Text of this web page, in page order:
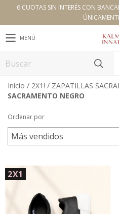
6 CUOTAS SIN INTERÉS CON
MENÚ
Inicio / 2X1! / ZAPATILLAS
SACRAMENTO NEGRO
Ordenar por
2X1